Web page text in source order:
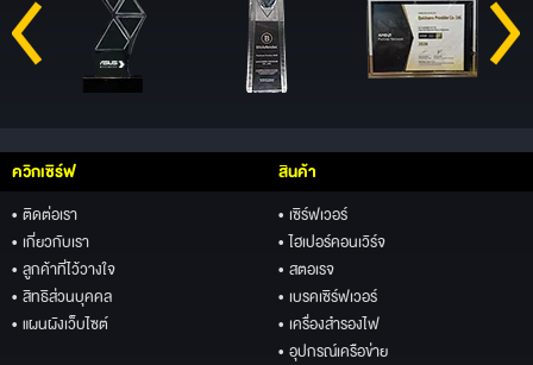
ควิกเซิร์ฟ
• ติดต่อเรา
• เกี่ยวกับเรา
• ลูกค้าที่ไว้วางใจ
• สิทธิส่วนบุคคล
• แผนผังเว็บไซต์
สินค้า
• เซิร์ฟเวอร์
• ไฮเปอร์คอนเวิร์จ
• สตอเรจ
• เบรคเซิร์ฟเวอร์
• เครื่องสำรองไฟ
• อุปกรณ์เครือข่าย